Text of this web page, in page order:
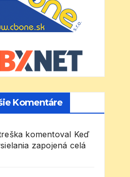
Komentáre
komentoval Keď
zapojená celá